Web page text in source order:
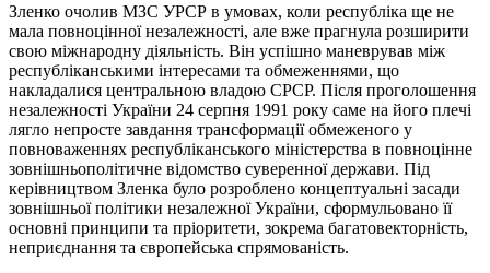
Зленко очолив МЗС УРСР в умовах, коли республіка ще не
мала повноцінної незалежності, але вже прагнула розширити
свою міжнародну діяльність. Він успішно маневрував між
республіканськими інтересами та обмеженнями, що
накладалися центральною владою СРСР. Після проголошення
незалежності України 24 серпня 1991 року саме на його плечі
лягло непросте завдання трансформації обмеженого у
повноваженнях республіканського міністерства в повноцінне
зовнішньополітичне відомство суверенної держави. Під
керівництвом Зленка було розроблено концептуальні засади
зовнішньої політики незалежної України, сформульовано її
основні принципи та пріоритети, зокрема багатовекторність,
неприєднання та європейська спрямованість.